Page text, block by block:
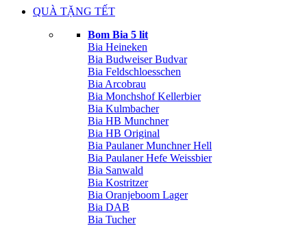
QUÀ TẶNG TẾT
Bom Bia 5 lit
Bia Heineken
Bia Budweiser Budvar
Bia Feldschloesschen
Bia Arcobrau
Bia Monchshof Kellerbier
Bia Kulmbacher
Bia HB Munchner
Bia HB Original
Bia Paulaner Munchner Hell
Bia Paulaner Hefe Weissbier
Bia Sanwald
Bia Kostritzer
Bia Oranjeboom Lager
Bia DAB
Bia Tucher